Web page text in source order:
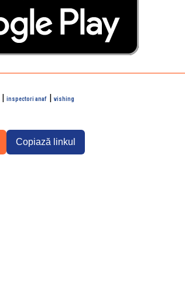
| inspectori anaf | vishing
Copiază linkul